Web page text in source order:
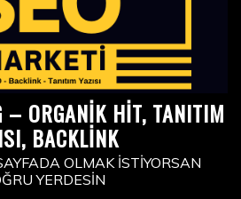
– ORGANIK HIT, TANITIM
BACKLINK
OLMAK İSTIYORSAN
YERDESIN